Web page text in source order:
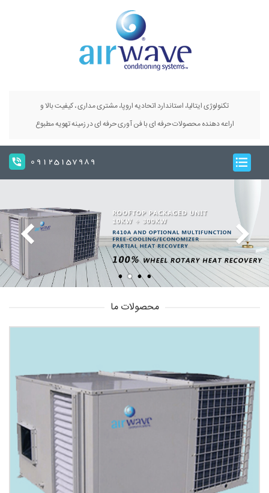
تکنولوژی ایتالیا، استاندارد اتحادیه اروپا، مشتری مداری ، کیفیت بالا و
اراعه دهنده محصولات حرفه ای با فن آوری حرفه ای در زمینه تهویه مطبوع
09125157989
محصولات ما